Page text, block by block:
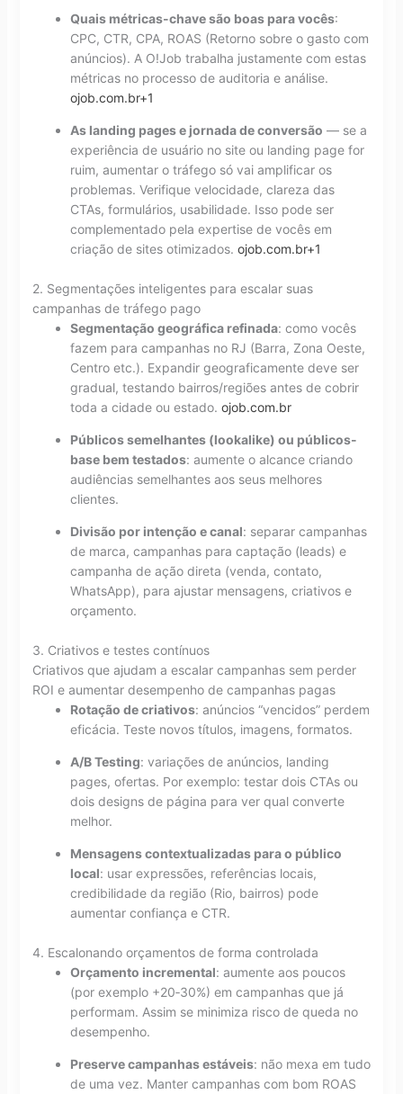
Quais métricas-chave são boas para vocês:
CPC, CTR, CPA, ROAS (Retorno sobre o gasto com
anúncios). A O!Job trabalha justamente com estas
métricas no processo de auditoria e análise.
ojob.com.br+1
As landing pages e jornada de conversão — se a
experiência de usuário no site ou landing page for
ruim, aumentar o tráfego só vai amplificar os
problemas. Verifique velocidade, clareza das
CTAs, formulários, usabilidade. Isso pode ser
complementado pela expertise de vocês em
criação de sites otimizados. ojob.com.br+1
2. Segmentações inteligentes para escalar suas
campanhas de tráfego pago
Segmentação geográfica refinada: como vocês
fazem para campanhas no RJ (Barra, Zona Oeste,
Centro etc.). Expandir geograficamente deve ser
gradual, testando bairros/regiões antes de cobrir
toda a cidade ou estado. ojob.com.br
Públicos semelhantes (lookalike) ou públicos-
base bem testados: aumente o alcance criando
audiências semelhantes aos seus melhores
clientes.
Divisão por intenção e canal: separar campanhas
de marca, campanhas para captação (leads) e
campanha de ação direta (venda, contato,
WhatsApp), para ajustar mensagens, criativos e
orçamento.
3. Criativos e testes contínuos
Criativos que ajudam a escalar campanhas sem perder
ROI e aumentar desempenho de campanhas pagas
Rotação de criativos: anúncios “vencidos” perdem
eficácia. Teste novos títulos, imagens, formatos.
A/B Testing: variações de anúncios, landing
pages, ofertas. Por exemplo: testar dois CTAs ou
dois designs de página para ver qual converte
melhor.
Mensagens contextualizadas para o público
local: usar expressões, referências locais,
credibilidade da região (Rio, bairros) pode
aumentar confiança e CTR.
4. Escalonando orçamentos de forma controlada
Orçamento incremental: aumente aos poucos
(por exemplo +20‑30%) em campanhas que já
performam. Assim se minimiza risco de queda no
desempenho.
Preserve campanhas estáveis: não mexa em tudo
de uma vez. Manter campanhas com bom ROAS